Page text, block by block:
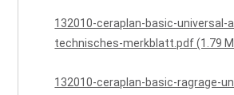
132010-ceraplan-basic-universal-
technisches-merkblatt.pdf (1.79
132010-ceraplan-basic-ragrage-